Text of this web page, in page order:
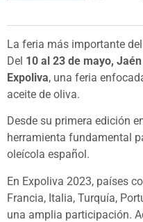
La feria más importante
Del 10 al 23 de mayo,
Expoliva, una feria
aceite de oliva.
Desde su primera edición
herramienta fundamental
oleícola español.
En Expoliva 2023, países
Francia, Italia, Turquía,
una amplia participación.